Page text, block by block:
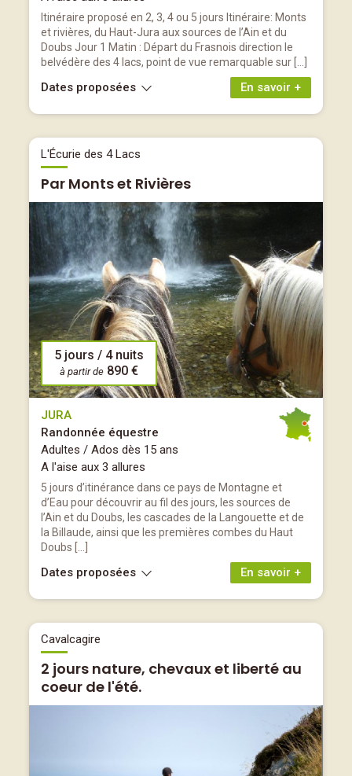
Itinéraire proposé en 2, 3, 4 ou 5 jours Itinéraire: Monts
et rivières, du Haut-Jura aux sources de l’Ain et du
Doubs Jour 1 Matin : Départ du Frasnois direction le
belvédère des 4 lacs, point de vue remarquable sur […]
En savoir +
Dates proposées
L'Écurie des 4 Lacs
Par Monts et Rivières
5 jours / 4 nuits
à partir de 890 €
JURA
Randonnée équestre
Adultes / Ados dès 15 ans
A l'aise aux 3 allures
5 jours d’itinérance dans ce pays de Montagne et
d’Eau pour découvrir au fil des jours, les sources de
l’Ain et du Doubs, les cascades de la Langouette et de
la Billaude, ainsi que les premières combes du Haut
Doubs […]
En savoir +
Dates proposées
Cavalcagire
2 jours nature, chevaux et liberté au
coeur de l'été.